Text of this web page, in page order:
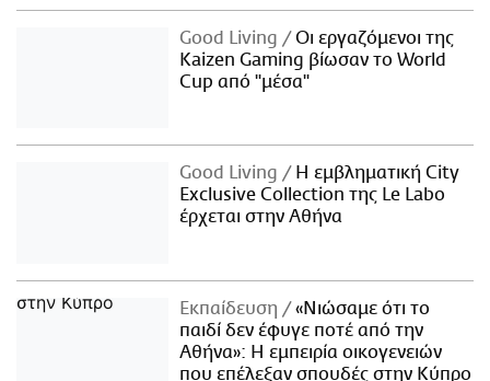
Good Living
Οι εργαζόμενοι της
Kaizen Gaming βίωσαν το World
Cup από "μέσα"
Good Living
Η εμβληματική City
Exclusive Collection της Le Labo
έρχεται στην Αθήνα
Εκπαίδευση
«Νιώσαμε ότι το
παιδί δεν έφυγε ποτέ από την
Αθήνα»: Η εμπειρία οικογενειών
που επέλεξαν σπουδές στην Κύπρο